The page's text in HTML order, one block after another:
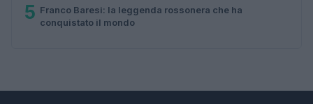
5 Franco Baresi: la leggenda rossonera che ha
conquistato il mondo